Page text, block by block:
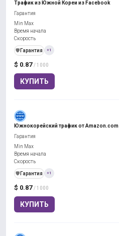
Трафик из Южной Кореи из Facebook
$ 0.87 / 1000
КУПИТЬ
Гарантия
Min Max
Время начала
Скорость
️🛡️ Гарантия +1
Южнокорейский трафик от Amazon.com
$ 0.87 / 1000
КУПИТЬ
Гарантия
Min Max
Время начала
Скорость
️🛡️ Гарантия +1